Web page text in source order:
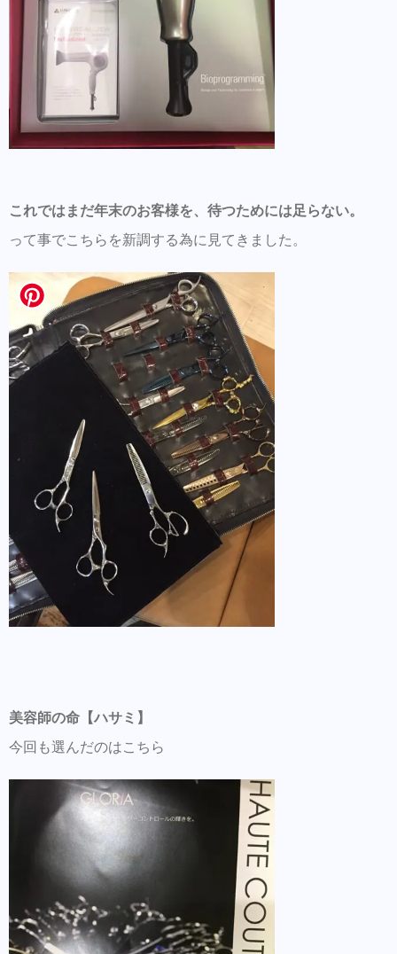
これではまだ年末のお客様を、待つためには足らない。
って事でこちらを新調する為に見てきました。
美容師の命【ハサミ】
今回も選んだのはこちら